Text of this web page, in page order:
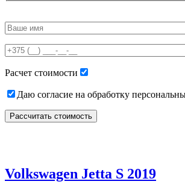
leave
field
empty.
Расчет стоимости
Даю согласие на обработку
Volkswagen Jetta S 2019